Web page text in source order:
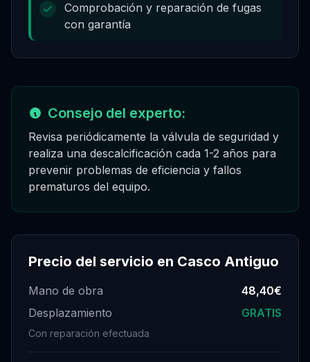
Comprobación y reparación de fugas
con garantía
Consejo del experto:
Revisa periódicamente la válvula de seguridad y
realiza una descalcificación cada 1-2 años para
prevenir problemas de eficiencia y fallos
prematuros del equipo.
Precio del servicio en Casco Antiguo
Mano de obra
48,40€
Desplazamiento
GRATIS
Con reparación efectuada